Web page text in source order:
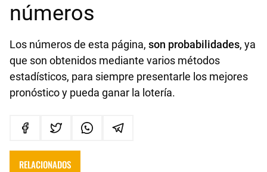
números
Los números de esta página, son probabilidades, ya
que son obtenidos mediante varios métodos
estadísticos, para siempre presentarle los mejores
pronóstico y pueda ganar la lotería.
RELACIONADOS